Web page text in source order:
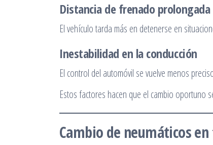
Distancia de frenado prolongada
El vehículo tarda más en detenerse en
Inestabilidad en la conducción
El control del automóvil se vuelve menos
Estos factores hacen que el cambio oportuno
Cambio de neumáticos